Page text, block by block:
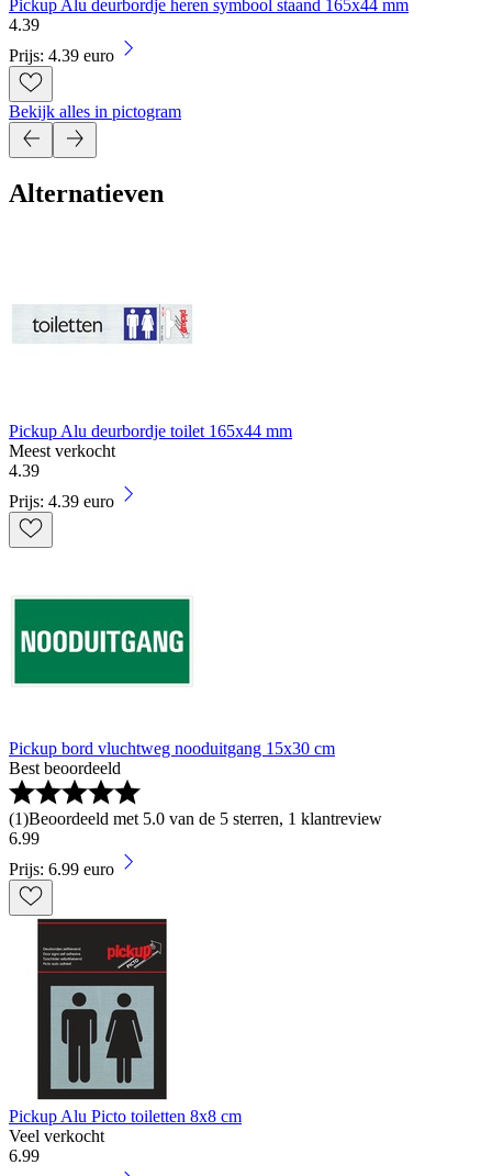
Pickup Alu deurbordje heren symbool staand 165x44 mm
4.39
Prijs: 4.39 euro
Bekijk alles in pictogram
Alternatieven
Pickup Alu deurbordje toilet 165x44 mm
Meest verkocht
4.39
Prijs: 4.39 euro
Pickup bord vluchtweg nooduitgang 15x30 cm
Best beoordeeld
(1)Beoordeeld met 5.0 van de 5 sterren, 1 klantreview
6.99
Prijs: 6.99 euro
Pickup Alu Picto toiletten 8x8 cm
Veel verkocht
6.99